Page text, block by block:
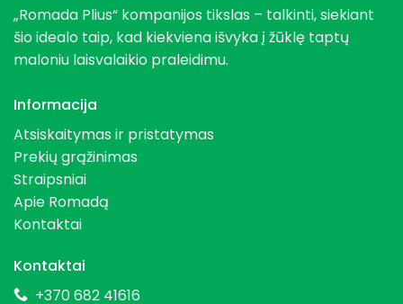
„Romada Plius“ kompanijos tikslas – talkinti, siekiant
šio idealo taip, kad kiekviena išvyka į žūklę taptų
maloniu laisvalaikio praleidimu.
Informacija
Atsiskaitymas ir pristatymas
Prekių grąžinimas
Straipsniai
Apie Romadą
Kontaktai
Kontaktai
+370 682 41616